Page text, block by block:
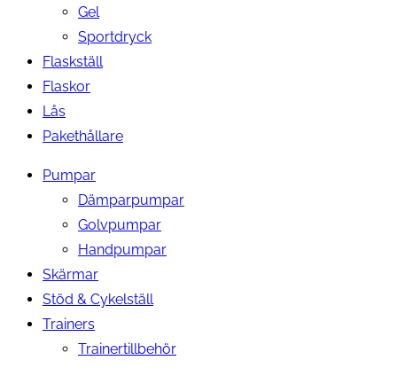
Gel
Sportdryck
Flaskställ
Flaskor
Lås
Pakethållare
Pumpar
Dämparpumpar
Golvpumpar
Handpumpar
Skärmar
Stöd & Cykelställ
Trainers
Trainertillbehör